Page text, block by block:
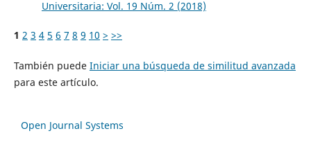
Universitaria: Vol. 19 Núm. 2 (2018)
1 2 3 4 5 6 7 8 9 10 > >>
También puede Iniciar una búsqueda de similitud avanzada
para este artículo.
Open Journal Systems